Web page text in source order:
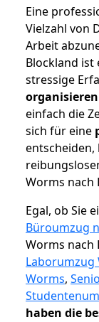
Eine
Vielzahl von
Arbeit
Blockland ist
stressige
organisieren
einfach die
sich für eine
entscheiden,
Worms nach
Egal, ob Sie
Büroumzug
Worms nach
Laborumzug
Worms,
haben die